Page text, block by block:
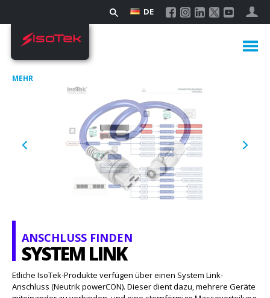
DE
MEHR
ANSCHLUSS FINDEN
SYSTEM LINK
Etliche IsoTek-Produkte verfügen über einen System Link-
Anschluss (Neutrik powerCON). Dieser dient dazu, mehrere Geräte